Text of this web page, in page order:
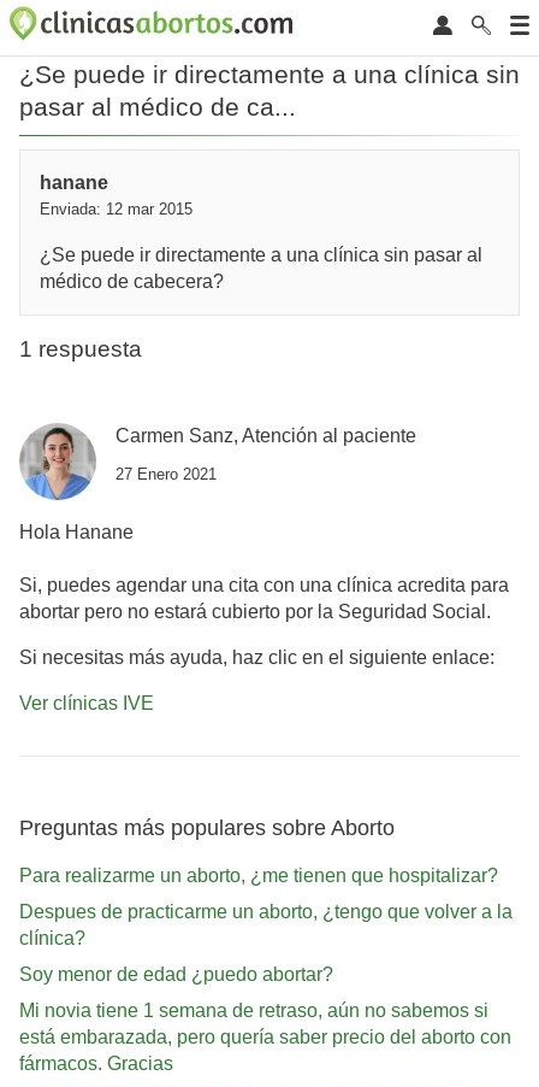
¿Se puede ir directamente a una clínica sin
pasar al médico de ca...
hanane
Enviada: 12 mar 2015
¿Se puede ir directamente a una clínica sin pasar al
médico de cabecera?
1 respuesta
Carmen Sanz, Atención al paciente
27 Enero 2021
Hola Hanane
Si, puedes agendar una cita con una clínica acredita para
abortar pero no estará cubierto por la Seguridad Social.
Si necesitas más ayuda, haz clic en el siguiente enlace:
Ver clínicas IVE
Preguntas más populares sobre Aborto
Para realizarme un aborto, ¿me tienen que hospitalizar?
Despues de practicarme un aborto, ¿tengo que volver a la
clínica?
Soy menor de edad ¿puedo abortar?
Mi novia tiene 1 semana de retraso, aún no sabemos si
está embarazada, pero quería saber precio del aborto con
fármacos. Gracias